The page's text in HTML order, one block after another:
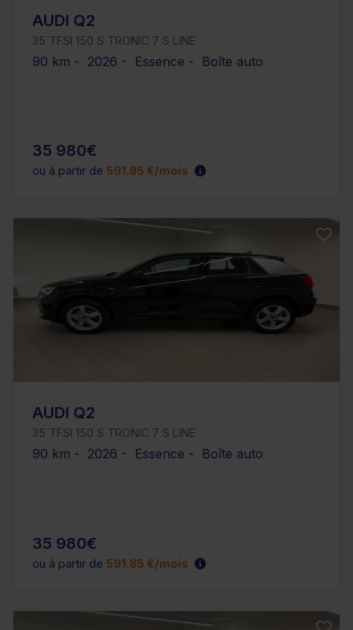
AUDI Q2
35 TFSI 150 S TRONIC 7 S LINE
90 km - 2026 - Essence - Boîte auto
35 980€
ou à partir de 591.85 €/mois
AUDI Q2
35 TFSI 150 S TRONIC 7 S LINE
90 km - 2026 - Essence - Boîte auto
35 980€
ou à partir de 591.85 €/mois